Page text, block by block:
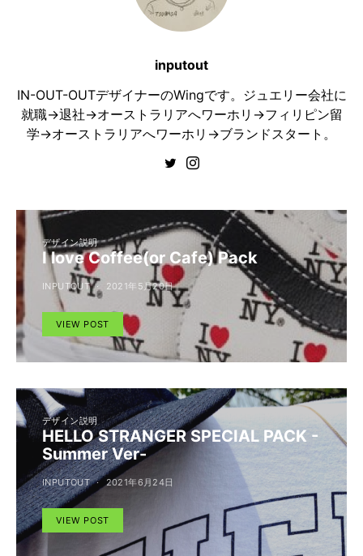
inputout
IN-OUT-OUTデザイナーのWingです。ジュエリー会社に
就職→退社→オーストラリアへワーホリ→フィリピン留
学→オーストラリアへワーホリ→ブランドスタート。
デザイン説明
I love Coffee(or Cafe) Pack
INPUTOUT 2021年5月20日
VIEW POST
デザイン説明
HELLO STRANGER SPECIAL PACK -
Summer Ver-
INPUTOUT 2021年6月24日
VIEW POST